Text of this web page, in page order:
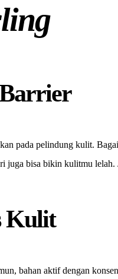
pada pelindung kulit.
juga bisa bikin kulitmu
Kulit
bahan aktif dengan